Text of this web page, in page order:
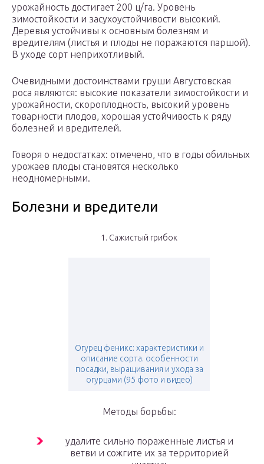
урожайность достигает 200 ц/га. Уровень
зимостойкости и засухоустойчивости высокий.
Деревья устойчивы к основным болезням и
вредителям (листья и плоды не поражаются паршой).
В уходе сорт неприхотливый.
Очевидными достоинствами груши Августовская
роса являются: высокие показатели зимостойкости и
урожайности, скороплодность, высокий уровень
товарности плодов, хорошая устойчивость к ряду
болезней и вредителей.
Говоря о недостатках: отмечено, что в годы обильных
урожаев плоды становятся несколько
неодномерными.
Болезни и вредители
1. Сажистый грибок
Огурец феникс: характеристики и
описание сорта. особенности
посадки, выращивания и ухода за
огурцами (95 фото и видео)
Методы борьбы:
удалите сильно пораженные листья и
ветви и сожгите их за территорией